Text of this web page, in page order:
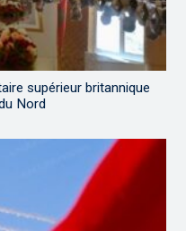
supérieur britannique
Nord